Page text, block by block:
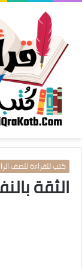
كتب للقراءة للصف الرابع
الثقة